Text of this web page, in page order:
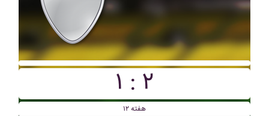
۱ : ۲
هفته ۱۲